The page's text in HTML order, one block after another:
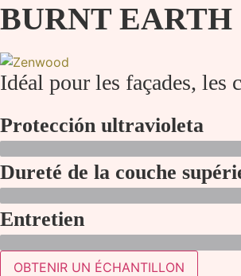
BURNT EARTH
Idéal pour les façades, les
Protección ultravioleta
Dureté de la couche
Entretien
OBTENIR UN ÉCHANTILLON